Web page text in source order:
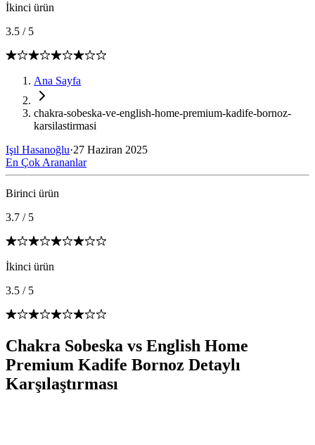
İkinci ürün
3.5 / 5
Ana Sayfa
chakra-sobeska-ve-english-home-premium-kadife-bornoz-
karsilastirmasi
Işıl Hasanoğlu·27 Haziran 2025
En Çok Arananlar
Birinci ürün
3.7 / 5
İkinci ürün
3.5 / 5
Chakra Sobeska vs English Home
Premium Kadife Bornoz Detaylı
Karşılaştırması